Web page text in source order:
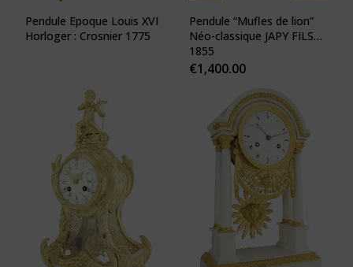
Pendule Epoque Louis XVI
Horloger : Crosnier 1775
Pendule “Mufles de lion”
Néo-classique JAPY FILS
1855
€1,400.00